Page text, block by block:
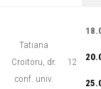
Tatiana
Croitoru, dr.
conf. univ.
12